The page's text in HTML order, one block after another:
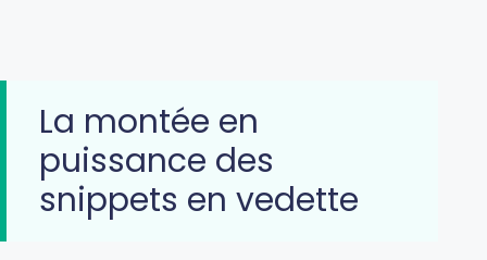
La montée en
puissance des
snippets en vedette